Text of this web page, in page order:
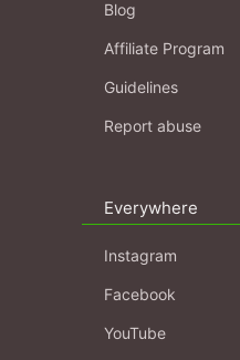
Blog
Affiliate Program
Guidelines
Report abuse
Everywhere
Instagram
Facebook
YouTube